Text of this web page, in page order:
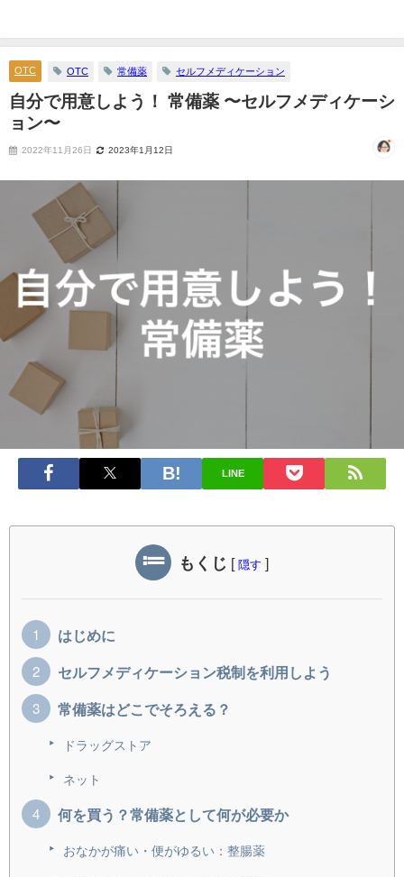
OTC OTC 常備薬 セルフメディケーション
自分で用意しよう！ 常備薬 〜セルフメディケーシ
ョン〜
2022年11月26日 2023年1月12日
LINE
もくじ [ 隠す ]
はじめに
セルフメディケーション税制を利用しよう
常備薬はどこでそろえる？
ドラッグストア
ネット
何を買う？常備薬として何が必要か
おなかが痛い・便がゆるい：整腸薬